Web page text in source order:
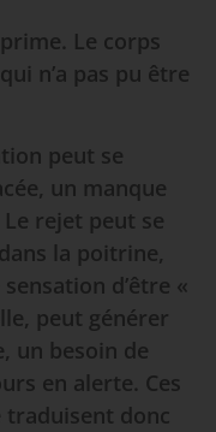
Le corps
n’a pas pu être
peut se
un manque
rejet peut se
la poitrine,
d’être «
peut générer
un besoin de
en alerte. Ces
traduisent donc